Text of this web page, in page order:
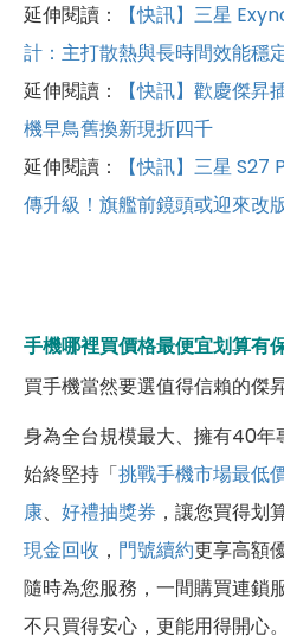
延伸閱讀：
【快訊】三星
計：主打散熱與長時間效能穩
延伸閱讀：
【快訊】歡慶傑昇
機早鳥舊換新現折四千
延伸閱讀：
【快訊】三星
傳升級！旗艦前鏡頭或迎來改
手機哪裡買價格最便宜划算有
買手機當然要選值得信賴的傑昇
身為全台規模最大、擁有40年
始終堅持「挑戰手機市場最低
康、 好禮抽獎券 ，讓您買得划
現金回收 ， 門號續約更享高額
隨時為您服務，一間購買連鎖
不只買得安心，更能用得開心